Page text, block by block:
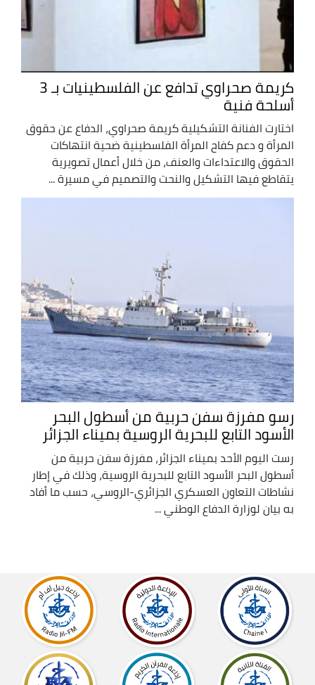
كريمة صحراوي تدافع عن الفلسطينيات بـ 3
أسلحة فنية
اختارت الفنانة التشكيلية كريمة صحراوي، الدفاع عن حقوق
المرأة و دعم كفاح المرأة الفلسطينية ضحية انتهاكات
الحقوق والاعتداءات والعنف، من خلال أعمال تصويرية
يتقاطع فيها التشكيل والنحت والتصميم في مسيرة ...
رسو مفرزة سفن حربية من أسطول البحر
الأسود التابع للبحرية الروسية بميناء الجزائر
رست اليوم الأحد بميناء الجزائر، مفرزة سفن حربية من
أسطول البحر الأسود التابع للبحرية الروسية، وذلك في إطار
نشاطات التعاون العسكري الجزائري-الروسي، حسب ما أفاد
به بيان لوزارة الدفاع الوطني ...